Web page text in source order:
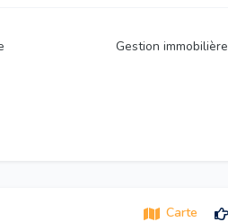
Gestion immobilière
Carte